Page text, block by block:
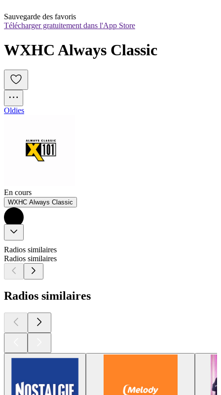
Sauvegarde des favoris
Télécharger gratuitement dans l'App Store
WXHC Always Classic
Oldies
En cours
WXHC Always Classic
Radios similaires
Radios similaires
Radios similaires